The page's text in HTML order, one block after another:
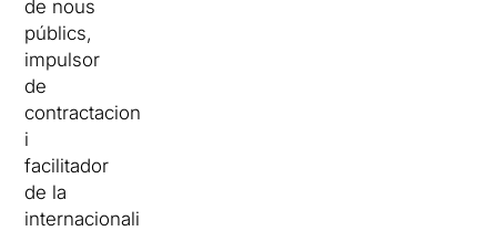
de nous
públics,
impulsor
de
contractacions
i
facilitador
de la
internacionalització